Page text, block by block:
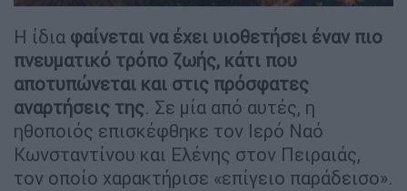
Η ίδια φαίνεται να έχει υιοθετήσει έναν πιο
πνευματικό τρόπο ζωής, κάτι που
αποτυπώνεται και στις πρόσφατες
αναρτήσεις της. Σε μία από αυτές, η
ηθοποιός επισκέφθηκε τον Ιερό Ναό
Κωνσταντίνου και Ελένης στον Πειραιάς,
τον οποίο χαρακτήρισε «επίγειο παράδεισο».